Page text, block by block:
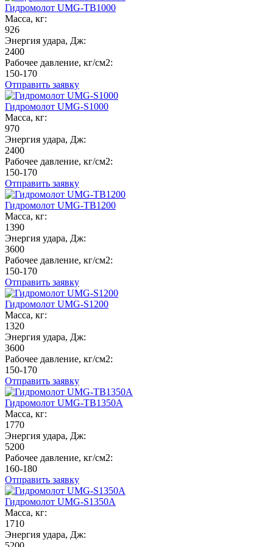
Гидромолот UMG-TB1000
Масса, кг:
926
Энергия удара, Дж:
2400
Рабочее давление, кг/см2:
150-170
Отправить заявку
Гидромолот UMG-S1000
Масса, кг:
970
Энергия удара, Дж:
2400
Рабочее давление, кг/см2:
150-170
Отправить заявку
Гидромолот UMG-TB1200
Масса, кг:
1390
Энергия удара, Дж:
3600
Рабочее давление, кг/см2:
150-170
Отправить заявку
Гидромолот UMG-S1200
Масса, кг:
1320
Энергия удара, Дж:
3600
Рабочее давление, кг/см2:
150-170
Отправить заявку
Гидромолот UMG-TB1350A
Масса, кг:
1770
Энергия удара, Дж:
5200
Рабочее давление, кг/см2:
160-180
Отправить заявку
Гидромолот UMG-S1350A
Масса, кг:
1710
Энергия удара, Дж: